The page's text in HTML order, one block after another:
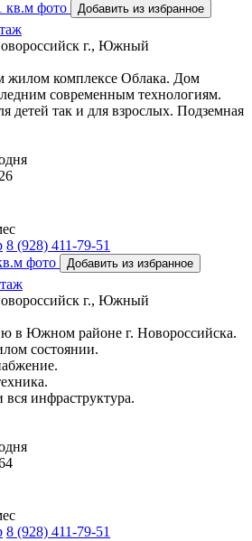
Добавить из избранное
г., Южный
жилом комплексе Облака. Дом
современным технологиям.
детей так и для взрослых. Подземная
8 (928) 411-79-51
Добавить из избранное
г., Южный
в Южном районе г. Новороссийска.
состоянии.
инфраструктура.
8 (928) 411-79-51